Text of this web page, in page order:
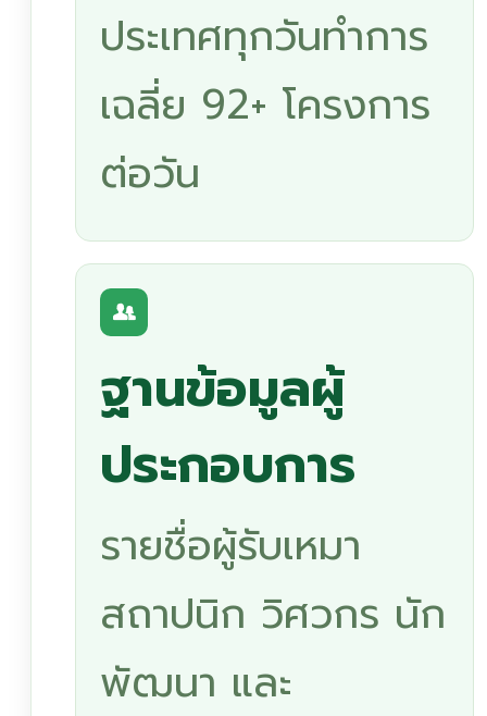
ประเทศทุกวันทำการ
เฉลี่ย 92+ โครงการ
ต่อวัน
ฐานข้อมูลผู้
ประกอบการ
รายชื่อผู้รับเหมา
สถาปนิก วิศวกร นัก
พัฒนา และ